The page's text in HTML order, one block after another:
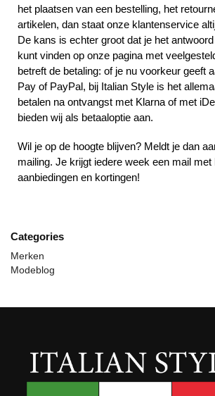
het plaatsen van een bestelling, het
artikelen, dan staat onze klantenservice
De kans is echter groot dat je het
kunt vinden op onze pagina met
betreft de betaling: of je nu voorkeur geeft
Pay of PayPal, bij Italian Style is het
betalen na ontvangst met Klarna of met
bieden wij als betaaloptie aan.
Wil je op de hoogte blijven? Meldt je dan
mailing. Je krijgt iedere week een mail met
aanbiedingen en kortingen!
Categories
Merken
Modeblog